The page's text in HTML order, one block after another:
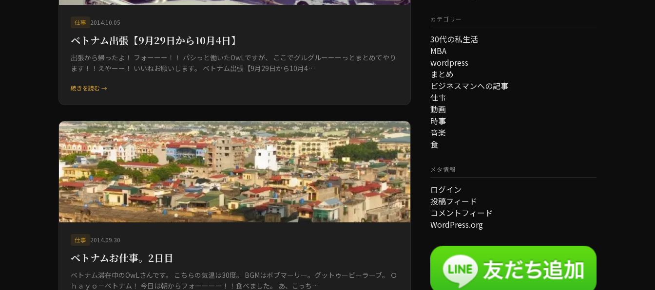
仕事 2014.10.05
ベトナム出張【9月29日から10月4日】
出張から帰ったよ！ フォーーー！！ パシっと働いたOwLですが、 ここでグルグルーーーっとまとめてやり
ます！！えやーー！ いいねお願いします。 ベトナム出張【9月29日から10月4…
続きを読む →
仕事 2014.09.30
ベトナムお仕事。2日目
ベトナム滞在中のOwLさんです。 こちらの気温は30度。 BGMはボブマーリー。グットゥービーラーブ。 Ｏ
ｈａｙｏ－ベトナム！ 今日は朝からフォーーーー！！食べました。 あ、こっち…
カテゴリー
30代の私生活
MBA
wordpress
まとめ
ビジネスマンへの記事
仕事
動画
時事
音楽
食
メタ情報
ログイン
投稿フィード
コメントフィード
WordPress.org